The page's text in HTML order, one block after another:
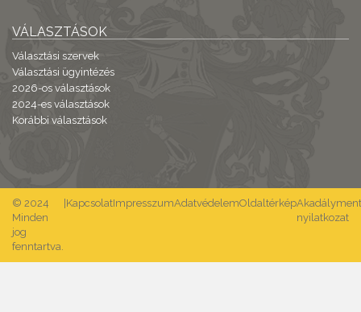
VÁLASZTÁSOK
Választási szervek
Választási ügyintézés
2026-os választások
2024-es választások
Korábbi választások
© 2024
Minden
jog
fenntartva.
KapcsolatImpresszumAdatvédelemOldaltérkép
nyilatkozat